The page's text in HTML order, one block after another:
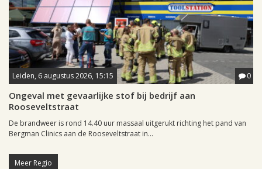
Leiden, 6 augustus 2026, 15:15 0
Ongeval met gevaarlijke stof bij bedrijf aan
Rooseveltstraat
De brandweer is rond 14.40 uur massaal uitgerukt richting het pand van
Bergman Clinics aan de Rooseveltstraat in...
Meer Regio